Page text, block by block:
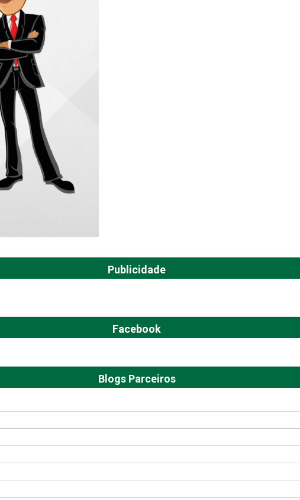
Publicidade
Facebook
Blogs Parceiros